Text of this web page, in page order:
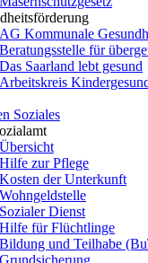
AG Kommunale
Beratungsstelle für
Das Saarland lebt gesund
Arbeitskreis
Soziales
Übersicht
Hilfe zur Pflege
Kosten der Unterkunft
Wohngeldstelle
Sozialer Dienst
Hilfe für Flüchtlinge
Bildung und Teilhabe
Grundsicherung